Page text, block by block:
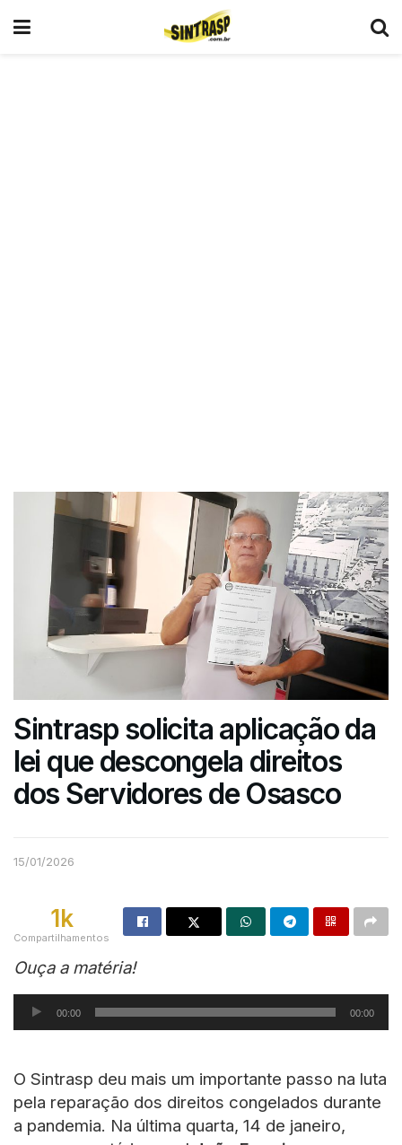
Sintrasp solicita aplicação da
lei que descongela direitos
dos Servidores de Osasco
15/01/2026
1k
Compartilhamentos
Ouça a matéria!
Tocador
de
00:00 00:00
O Sintrasp deu mais um importante passo na luta
pela reparação dos direitos congelados durante
a pandemia. Na última quarta, 14 de janeiro,